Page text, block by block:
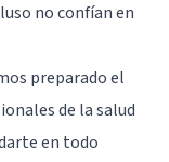
no confían en
preparado el
de la salud
en todo